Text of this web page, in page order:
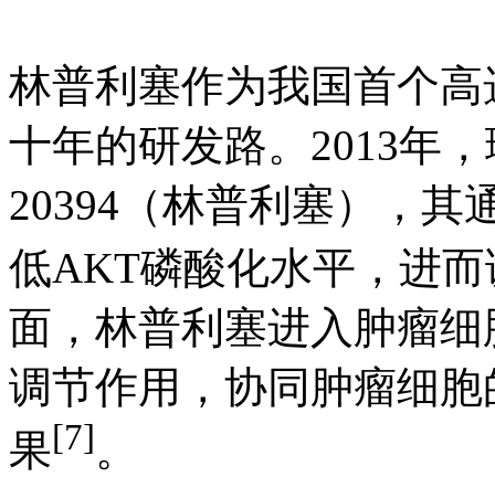
林普利塞作为我国首个
十年的研发路。2013年
20394（林普利塞），其
低AKT磷酸化水平，进
面，林普利塞进入肿瘤
调节作用，协同肿瘤细
果[7]。